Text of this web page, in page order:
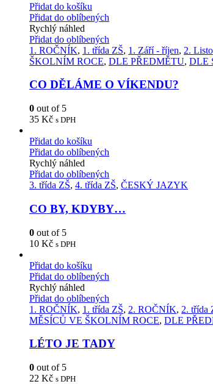
Přidat do košíku
Přidat do oblíbených
Rychlý náhled
Přidat do oblíbených
1. ROČNÍK, 1. třída ZŠ, 1. Září - říjen, 2.
ŠKOLNÍM ROCE, DLE PŘEDMĚTU, DLE
CO DĚLÁME O VÍKENDU?
0 out of 5
35 Kč s DPH
Přidat do košíku
Přidat do oblíbených
Rychlý náhled
Přidat do oblíbených
3. třída ZŠ, 4. třída ZŠ, ČESKÝ JAZYK
CO BY, KDYBY…
0 out of 5
10 Kč s DPH
Přidat do košíku
Přidat do oblíbených
Rychlý náhled
Přidat do oblíbených
1. ROČNÍK, 1. třída ZŠ, 2. ROČNÍK, 2. třída
MĚSÍCŮ VE ŠKOLNÍM ROCE, DLE
LÉTO JE TADY
0 out of 5
22 Kč s DPH